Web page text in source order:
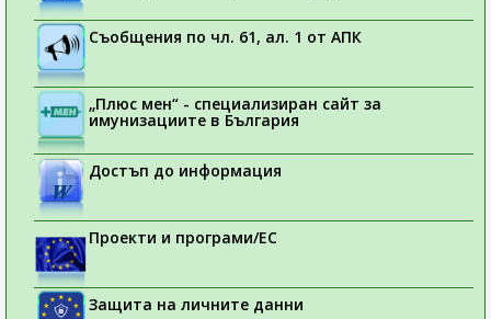
Съобщения по чл. 61, ал. 1 от АПК
„Плюс мен“ - специализиран сайт за
имунизациите в България
Достъп до информация
Проекти и програми/ЕС
Защита на личните данни